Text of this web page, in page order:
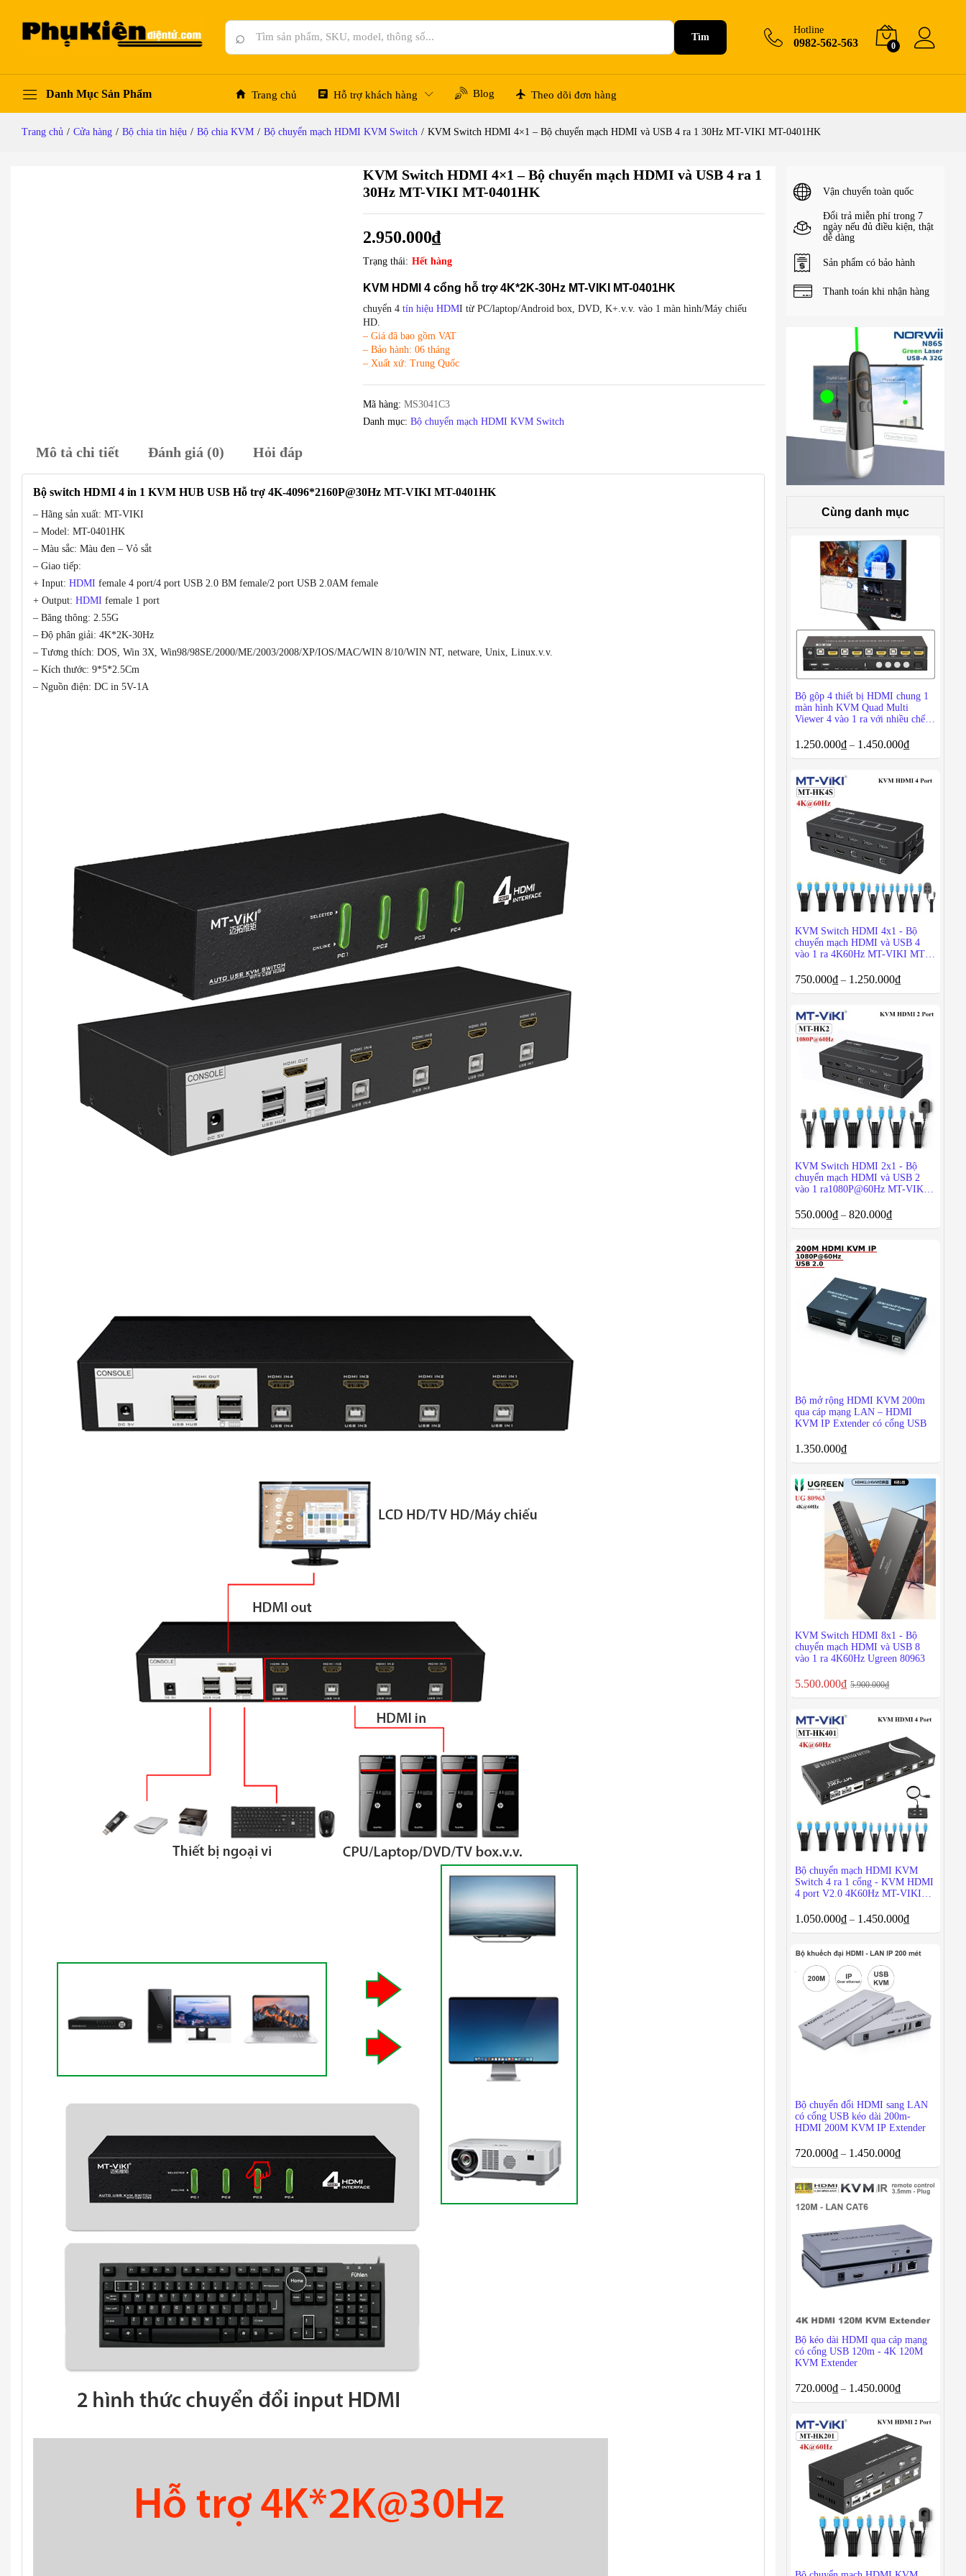
⌕ Tìm
Hotline
0982-562-563 0
Danh Mục Sản Phẩm Trang chủ Hỗ trợ khách hàng Blog Theo dõi đơn hàng
Trang chủ / Cửa hàng / Bộ chia tin hiệu / Bộ chia KVM / Bộ chuyển mạch HDMI KVM Switch / KVM Switch HDMI 4×1 – Bộ chuyển mạch HDMI và USB 4 ra 1 30Hz MT-VIKI MT-0401HK
KVM Switch HDMI 4×1 – Bộ chuyển mạch HDMI và USB 4 ra 1
30Hz MT-VIKI MT-0401HK
2.950.000₫
Trạng thái: Hết hàng
KVM HDMI 4 cổng hỗ trợ 4K*2K-30Hz MT-VIKI MT-0401HK
chuyển 4 tín hiệu HDMI từ PC/laptop/Android box, DVD, K+.v.v. vào 1 màn hình/Máy chiếu
HD.
– Giá đã bao gồm VAT
– Bảo hành: 06 tháng
– Xuất xứ: Trung Quốc
Mã hàng: MS3041C3
Danh mục: Bộ chuyển mạch HDMI KVM Switch
Mô tả chi tiết Đánh giá (0) Hỏi đáp
Bộ switch HDMI 4 in 1 KVM HUB USB Hỗ trợ 4K-4096*2160P@30Hz MT-VIKI MT-0401HK
– Hãng sản xuất: MT-VIKI
– Model: MT-0401HK
– Màu sắc: Màu đen – Vỏ sắt
– Giao tiếp:
+ Input: HDMI female 4 port/4 port USB 2.0 BM female/2 port USB 2.0AM female
+ Output: HDMI female 1 port
– Băng thông: 2.55G
– Độ phân giải: 4K*2K-30Hz
– Tương thích: DOS, Win 3X, Win98/98SE/2000/ME/2003/2008/XP/IOS/MAC/WIN 8/10/WIN NT, netware, Unix, Linux.v.v.
– Kích thước: 9*5*2.5Cm
– Nguồn điện: DC in 5V-1A
Vận chuyển toàn quốc
Đổi trả miễn phí trong 7
ngày nếu đủ điều kiện, thật
dễ dàng
Sản phẩm có bảo hành
Thanh toán khi nhận hàng
Cùng danh mục
Bộ gộp 4 thiết bị HDMI chung 1
màn hình KVM Quad Multi
Viewer 4 vào 1 ra với nhiều chế
1.250.000₫ – 1.450.000₫
KVM Switch HDMI 4x1 - Bộ
chuyển mạch HDMI và USB 4
vào 1 ra 4K60Hz MT-VIKI MT-
750.000₫ – 1.250.000₫
KVM Switch HDMI 2x1 - Bộ
chuyển mạch HDMI và USB 2
vào 1 ra1080P@60Hz MT-VIKI
550.000₫ –820.000₫
Bộ mở rộng HDMI KVM 200m
qua cáp mạng LAN – HDMI
KVM IP Extender có cổng USB
1.350.000₫
KVM Switch HDMI 8x1 - Bộ
chuyển mạch HDMI và USB 8
vào 1 ra 4K60Hz Ugreen 80963
5.500.000₫ 5.900.000₫
Bộ chuyển mạch HDMI KVM
Switch 4 ra 1 cổng - KVM HDMI
4 port V2.0 4K60Hz MT-VIKI
1.050.000₫ – 1.450.000₫
Bộ chuyển đổi HDMI sang LAN
có cổng USB kéo dài 200m-
HDMI 200M KVM IP Extender
720.000₫ – 1.450.000₫
Bộ kéo dài HDMI qua cáp mạng
có cổng USB 120m - 4K 120M
KVM Extender
720.000₫ – 1.450.000₫
Mô tả chi tiết Hỏi đáp